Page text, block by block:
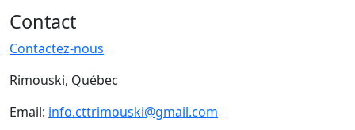
Contact
Contactez-nous
Rimouski, Québec
Email: info.cttrimouski@gmail.com